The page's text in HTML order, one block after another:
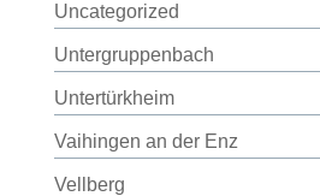
Uncategorized
Untergruppenbach
Untertürkheim
Vaihingen an der Enz
Vellberg